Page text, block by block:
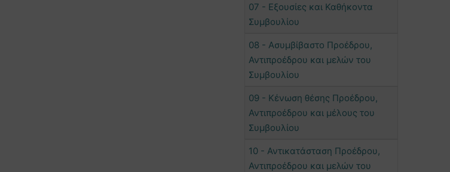
07 - Εξουσίες και Καθήκοντα
Συμβουλίου
08 - Ασυμβίβαστο Προέδρου,
Αντιπροέδρου και μελών του
Συμβουλίου
09 - Κένωση θέσης Προέδρου,
Αντιπροέδρου και μέλους του
Συμβουλίου
10 - Αντικατάσταση Προέδρου,
Αντιπροέδρου και μελών του